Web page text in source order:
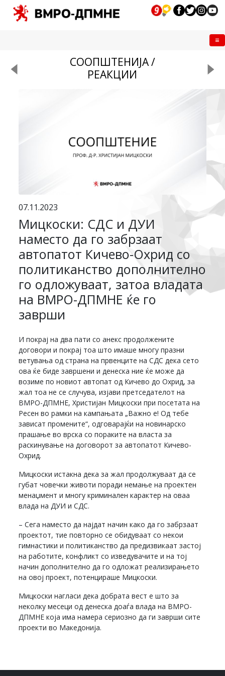
СООПШТЕНИЈА /
РЕАКЦИИ
07.11.2023
Мицкоски: СДС и ДУИ
наместо да го забрзаат
автопатот Кичево-Охрид со
политиканство дополнително
го одложуваат, затоа владата
на ВМРО-ДПМНЕ ќе го
заврши
И покрај на два пати со анекс продолжените
договори и покрај тоа што имаше многу празни
ветувања од страна на првенците на СДС дека сето
ова ќе биде завршени и денеска ние ќе може да
возиме по новиот автопат од Кичево до Охрид, за
жал тоа не се случува, изјави претседателот на
ВМРО-ДПМНЕ, Христијан Мицкоски при посетата на
Ресен во рамки на кампањата „Важно е! Од тебе
зависат промените“, одговарајќи на новинарско
прашање во врска со пораките на власта за
раскинување на договорот за автопатот Кичево-
Охрид.
Мицкоски истакна дека за жал продолжуваат да се
губат човечки животи поради немање на проектен
менаџмент и многу криминален карактер на оваа
влада на ДУИ и СДС.
– Сега наместо да најдат начин како да го забрзаат
проектот, тие повторно се обидуваат со некои
гимнастики и политиканство да предизвикаат застој
на работите, конфликт со изведувачите и на тој
начин дополнително да го одложат реализирањето
на овој проект, потенцираше Мицкоски.
Мицкоски нагласи дека добрата вест е што за
неколку месеци од денеска доаѓа влада на ВМРО-
ДПМНЕ која има намера сериозно да ги заврши сите
проекти во Македонија.